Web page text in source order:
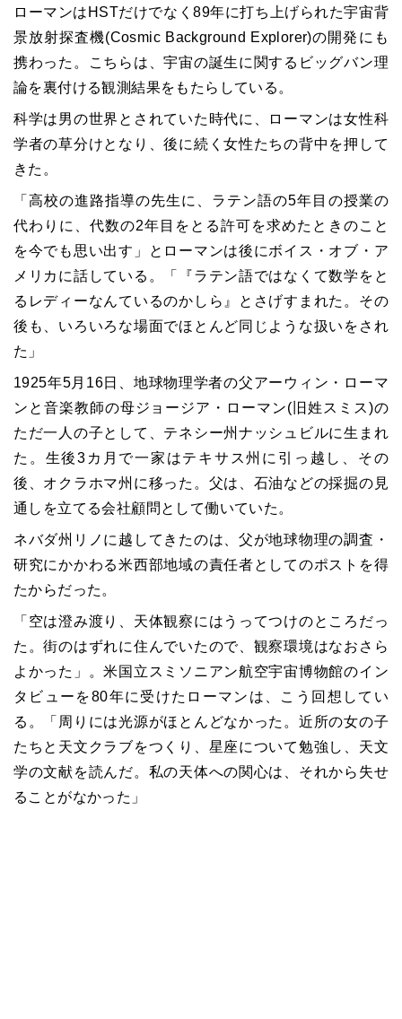
ローマンはHSTだけでなく89年に打ち上げられた宇宙背
景放射探査機(Cosmic Background Explorer)の開発にも
携わった。こちらは、宇宙の誕生に関するビッグバン理
論を裏付ける観測結果をもたらしている。
科学は男の世界とされていた時代に、ローマンは女性科
学者の草分けとなり、後に続く女性たちの背中を押して
きた。
「高校の進路指導の先生に、ラテン語の5年目の授業の
代わりに、代数の2年目をとる許可を求めたときのこと
を今でも思い出す」とローマンは後にボイス・オブ・ア
メリカに話している。「『ラテン語ではなくて数学をと
るレディーなんているのかしら』とさげすまれた。その
後も、いろいろな場面でほとんど同じような扱いをされ
た」
1925年5月16日、地球物理学者の父アーウィン・ローマ
ンと音楽教師の母ジョージア・ローマン(旧姓スミス)の
ただ一人の子として、テネシー州ナッシュビルに生まれ
た。生後3カ月で一家はテキサス州に引っ越し、その
後、オクラホマ州に移った。父は、石油などの採掘の見
通しを立てる会社顧問として働いていた。
ネバダ州リノに越してきたのは、父が地球物理の調査・
研究にかかわる米西部地域の責任者としてのポストを得
たからだった。
「空は澄み渡り、天体観察にはうってつけのところだっ
た。街のはずれに住んでいたので、観察環境はなおさら
よかった」。米国立スミソニアン航空宇宙博物館のイン
タビューを80年に受けたローマンは、こう回想してい
る。「周りには光源がほとんどなかった。近所の女の子
たちと天文クラブをつくり、星座について勉強し、天文
学の文献を読んだ。私の天体への関心は、それから失せ
ることがなかった」